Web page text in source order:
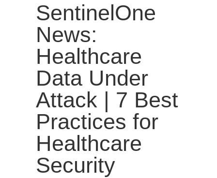
SentinelOne
News:
Healthcare
Data Under
Attack | 7 Best
Practices for
Healthcare
Security